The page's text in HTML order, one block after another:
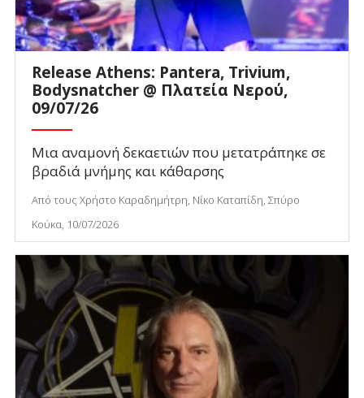
Release Athens: Pantera, Trivium,
Bodysnatcher @ Πλατεία Νερού,
09/07/26
Μια αναμονή δεκαετιών που μετατράπηκε σε
βραδιά μνήμης και κάθαρσης
Από τους Χρήστο Καραδημήτρη, Νίκο Καταπίδη, Σπύρο
Κούκα, 10/07/2026